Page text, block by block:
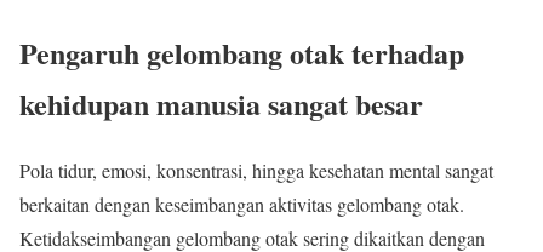
Pengaruh gelombang otak terhadap
kehidupan manusia sangat besar
Pola tidur, emosi, konsentrasi, hingga kesehatan mental sangat
berkaitan dengan keseimbangan aktivitas gelombang otak.
Ketidakseimbangan gelombang otak sering dikaitkan dengan